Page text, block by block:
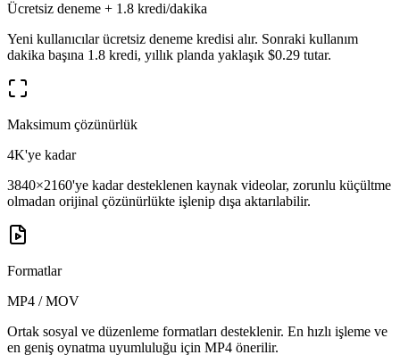
Ücretsiz deneme + 1.8 kredi/dakika
Yeni kullanıcılar ücretsiz deneme kredisi alır. Sonraki kullanım
dakika başına 1.8 kredi, yıllık planda yaklaşık $0.29 tutar.
Maksimum çözünürlük
4K'ye kadar
3840×2160'ye kadar desteklenen kaynak videolar, zorunlu küçültme
olmadan orijinal çözünürlükte işlenip dışa aktarılabilir.
Formatlar
MP4 / MOV
Ortak sosyal ve düzenleme formatları desteklenir. En hızlı işleme ve
en geniş oynatma uyumluluğu için MP4 önerilir.